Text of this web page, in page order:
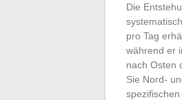
Die
pro Tag
während er
nach Osten
Sie Nord-